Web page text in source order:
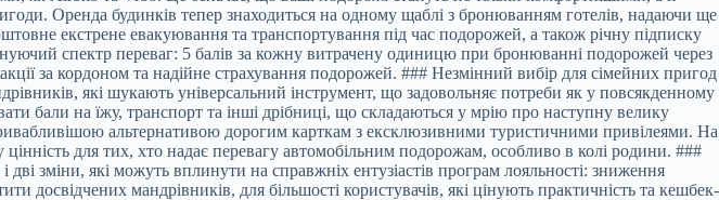
Оренда будинків тепер знаходиться на одному щаблі з бронюванням готелів, надаючи ще
екстрене евакуювання та транспортування під час подорожей, а також річну підписку
спектр переваг: 5 балів за кожну витрачену одиницю при бронюванні подорожей через
за кордоном та надійне страхування подорожей. ### Незмінний вибір для сімейних пригод
які шукають універсальний інструмент, що задовольняє потреби як у повсякденному
бали на їжу, транспорт та інші дрібниці, що складаються у мрію про наступну велику
альтернативою дорогим карткам з ексклюзивними туристичними привілеями. На
для тих, хто надає перевагу автомобільним подорожам, особливо в колі родини. ###
зміни, які можуть вплинути на справжніх ентузіастів програм лояльності: зниження
досвідчених мандрівників, для більшості користувачів, які цінують практичність та кешбек-